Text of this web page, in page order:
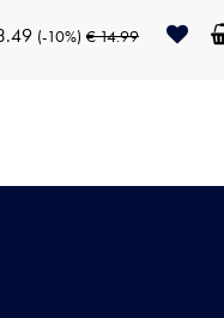
(-10%) € 14.99